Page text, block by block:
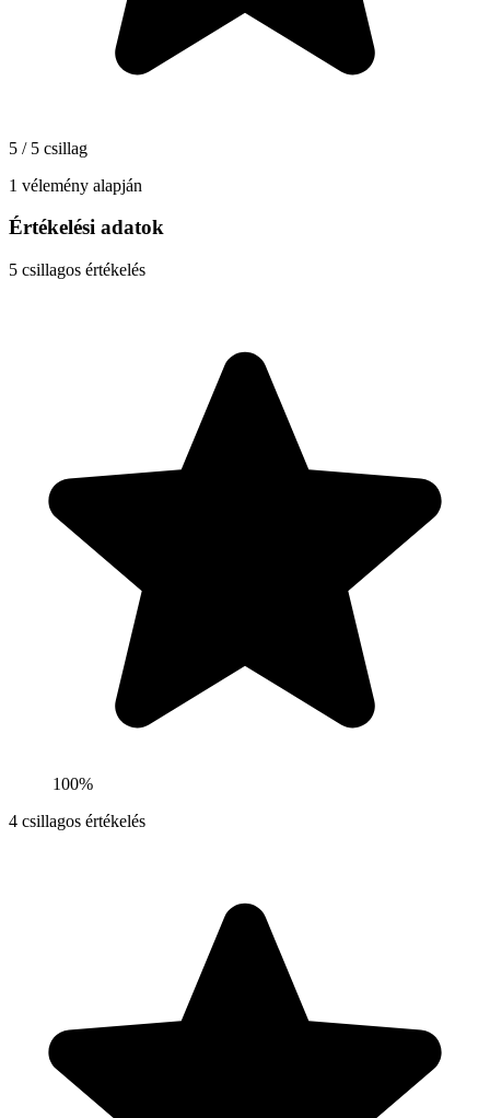
5 / 5 csillag
1 vélemény alapján
Értékelési adatok
5 csillagos értékelés
100%
4 csillagos értékelés